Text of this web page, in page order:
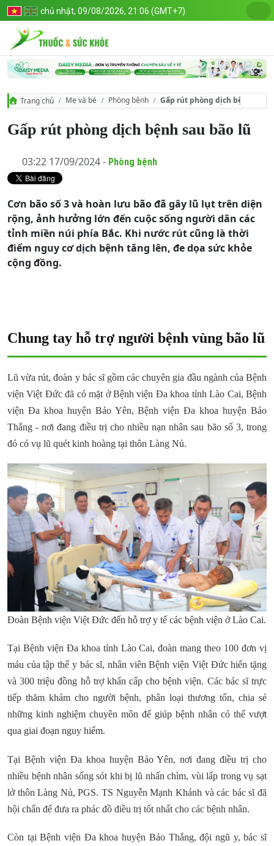
chủ nhật, 09/08/2026, 21:06 (GMT+7)
Trang chủ Mẹ và bé Phòng bệnh Gấp rút phòng dịch bệnh sau
Gấp rút phòng dịch bệnh sau bão lũ
03:22 17/09/2024 - Phòng bệnh
Cơn bão số 3 và hoàn lưu bão đã gây lũ lụt trên diện
rộng, ảnh hưởng lớn đến cuộc sống người dân các
tỉnh miền núi phía Bắc. Khi nước rút cũng là thời
điểm nguy cơ dịch bệnh tăng lên, đe dọa sức khỏe
cộng đồng.
Chung tay hỗ trợ người bệnh vùng bão lũ
Lũ vừa rút, đoàn y bác sĩ gồm các chuyên gia đầu ngành của Bệnh
viện Việt Đức đã có mặt ở Bệnh viện Đa khoa tỉnh Lào Cai, Bệnh
viện Đa khoa huyện Bảo Yên, Bệnh viện Đa khoa huyện Bảo
Thắng - nơi đang điều trị cho nhiều nạn nhân sau bão số 3, trong
đó có vụ lũ quét kinh hoàng tại thôn Làng Nủ.
Đoàn Bệnh viện Việt Đức đến hỗ trợ y tế các bệnh viện ở Lào Cai.
Tại Bệnh viện Đa khoa tỉnh Lào Cai, đoàn mang theo 100 đơn vị
máu của tập thể y bác sĩ, nhân viên Bệnh viện Việt Đức hiến tặng
và 300 triệu đồng hỗ trợ khẩn cấp cho bệnh viện. Các bác sĩ trực
tiếp thăm khám cho người bệnh, phân loại thương tổn, chia sẻ
những kinh nghiệm chuyên môn để giúp bệnh nhân có thể vượt
qua giai đoạn nguy hiểm.
Tại Bệnh viện Đa khoa huyện Bảo Yên, nơi đang điều trị cho
nhiều bệnh nhân sống sót khi bị lũ nhấn chìm, vùi lấp trong vụ sạt
lở thôn Làng Nủ, PGS. TS Nguyễn Mạnh Khánh và các bác sĩ đã
hội chẩn để đưa ra phác đồ điều trị tốt nhất cho các bệnh nhân.
Còn tại Bệnh viện Đa khoa huyện Bảo Thắng, đội ngũ y, bác sĩ